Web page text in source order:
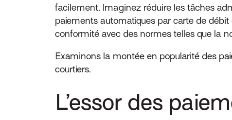
facilement. Imaginez réduire les tâches
paiements automatiques par carte de
conformité avec des normes telles que la
Examinons la montée en popularité des
courtiers.
L’essor des